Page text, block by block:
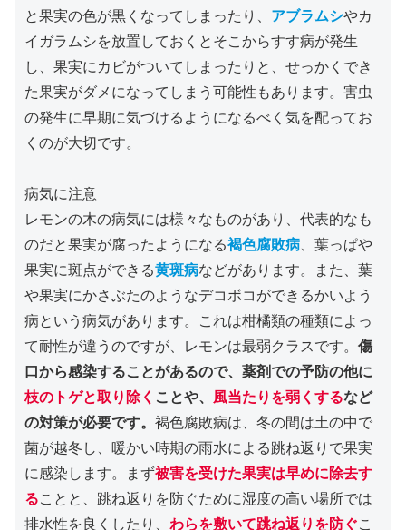
と果実の色が黒くなってしまったり、 アブラムシやカ
イガラムシを放置しておくとそこからすす病が発生
し、果実にカビがついてしまったりと、せっかくでき
た果実がダメになってしまう可能性もあります。害虫
の発生に早期に気づけるようになるべく気を配ってお
くのが大切です。
病気に注意
レモンの木の病気には様々なものがあり、代表的なも
のだと果実が腐ったようになる褐色腐敗病 、葉っぱや
果実に斑点ができる黄斑病などがあります。また、葉
や果実にかさぶたのようなデコボコができるかいよう
病という病気があります。これは柑橘類の種類によっ
て耐性が違うのですが、レモンは最弱クラスです。 傷
口から感染することがあるので、薬剤での予防の他に
枝のトゲと取り除く ことや、 風当たりを弱くするなど
の対策が必要です。 褐色腐敗病は、冬の間は土の中で
菌が越冬し、暖かい時期の雨水による跳ね返りで果実
に感染します。まず被害を受けた果実は早めに除去す
ることと、跳ね返りを防ぐために湿度の高い場所では
排水性を良くしたり、 わらを敷いて跳ね返りを防ぐこ